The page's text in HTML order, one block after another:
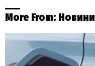
More From: Новини